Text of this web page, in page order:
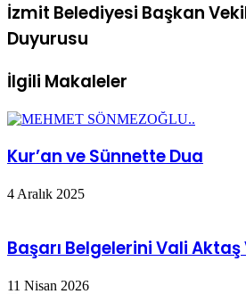
İzmit Belediyesi Başkan
Duyurusu
İlgili Makaleler
Kur’an ve Sünnette Dua
4 Aralık 2025
Başarı Belgelerini Vali Aktaş
11 Nisan 2026